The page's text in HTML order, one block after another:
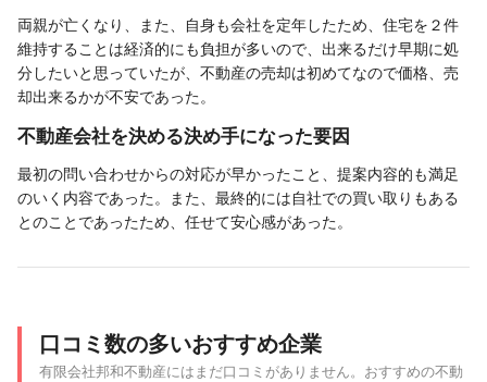
両親が亡くなり、また、自身も会社を定年したため、住宅を２件
維持することは経済的にも負担が多いので、出来るだけ早期に処
分したいと思っていたが、不動産の売却は初めてなので価格、売
却出来るかが不安であった。
不動産会社を決める決め手になった要因
最初の問い合わせからの対応が早かったこと、提案内容的も満足
のいく内容であった。また、最終的には自社での買い取りもある
とのことであったため、任せて安心感があった。
口コミ数の多いおすすめ企業
有限会社邦和不動産にはまだ口コミがありません。おすすめの不動